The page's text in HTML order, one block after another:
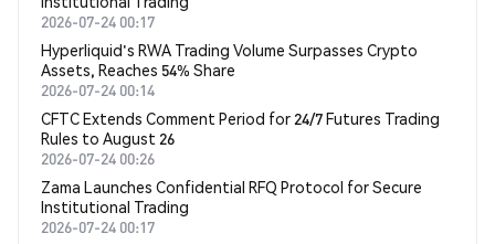
2026-07-24 00:17
Hyperliquid's RWA Trading Volume Surpasses Crypto
Assets, Reaches 54% Share
2026-07-24 00:14
CFTC Extends Comment Period for 24/7 Futures Trading
Rules to August 26
2026-07-24 00:26
Zama Launches Confidential RFQ Protocol for Secure
Institutional Trading
2026-07-24 00:17